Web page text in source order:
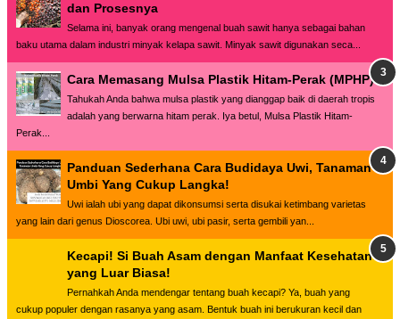
dan Prosesnya
Selama ini, banyak orang mengenal buah sawit hanya sebagai bahan
baku utama dalam industri minyak kelapa sawit. Minyak sawit digunakan seca...
Cara Memasang Mulsa Plastik Hitam-Perak (MPHP)
Tahukah Anda bahwa mulsa plastik yang dianggap baik di daerah tropis
adalah yang berwarna hitam perak. Iya betul, Mulsa Plastik Hitam-
Perak...
Panduan Sederhana Cara Budidaya Uwi, Tanaman
Umbi Yang Cukup Langka!
Uwi ialah ubi yang dapat dikonsumsi serta disukai ketimbang varietas
yang lain dari genus Dioscorea. Ubi uwi, ubi pasir, serta gembili yan...
Kecapi! Si Buah Asam dengan Manfaat Kesehatan
yang Luar Biasa!
Pernahkah Anda mendengar tentang buah kecapi? Ya, buah yang
cukup populer dengan rasanya yang asam. Bentuk buah ini berukuran kecil dan